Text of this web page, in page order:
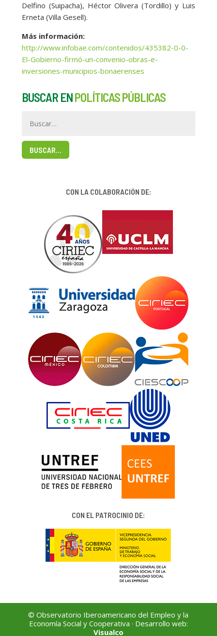
Delfino (Suipacha), Héctor Olivera (Tordillo) y Luis
Erneta (Villa Gesell).
Más información:
http://www.infobae.com/contenidos/435382-0-0-
El-Gobierno-firmó-un-convenio-obras-e-
inversiones-municipios-bonaerenses
BUSCAR ENPOLÍTICAS PÚBLICAS
BUSCAR…
CON LA COLABORACIÓN DE:
CON EL PATROCINIO DE:
© Observatorio Iberoamericano del Empleo y la
Economía Social y Cooperativa · Desarrollo web:
Visualco